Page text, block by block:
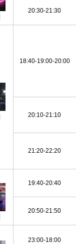
20:30-21:30
18:40-19:00-20:00
20:10-21:10
21:20-22:20
19:40-20:40
20:50-21:50
23:00-18:00